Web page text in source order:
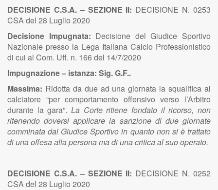
DECISIONE C.S.A. – SEZIONE II: DECISIONE N. 0253
CSA del 28 Luglio 2020
Decisione Impugnata: Decisione del Giudice Sportivo
Nazionale presso la Lega Italiana Calcio Professionistico
di cui al Com. Uff. n. 166 del 14/7/2020
Impugnazione – istanza: Sig. G.F..
Massima: Ridotta da due ad una giornata la squalifica al
calciatore “per comportamento offensivo verso l’Arbitro
durante la gara”. La Corte ritiene fondato il ricorso, non
ritenendo doversi applicare la sanzione di due giornate
comminata dal Giudice Sportivo in quanto non si è trattato
di una offesa alla persona ma di una critica al suo operato.
DECISIONE C.S.A. – SEZIONE II: DECISIONE N. 0252
CSA del 28 Luglio 2020